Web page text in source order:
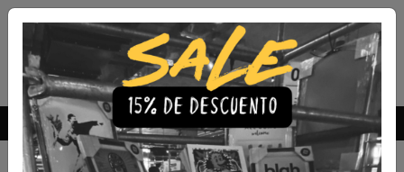
Envío Gratis a todo Chile comprando 3 o más productos